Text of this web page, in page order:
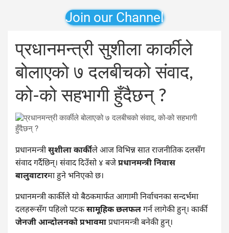
Join our Channel
प्रधानमन्त्री सुशीला कार्कीले
बोलाएको ७ दलबीचको संवाद,
को-को सहभागी हुँदैछन् ?
प्रधानमन्त्रीसुशीला कार्कीले आज विभिन्न सात राजनीतिक दलसँग
संवाद गर्दैछिन्। संवाद दिउँसो ४ बजेप्रधानमन्त्री निवास
बालुवाटारमा हुने भनिएको छ।
प्रधानमन्त्री कार्कीले यो बैठकमार्फत आगामी निर्वाचनका सन्दर्भमा
दलहरूसँग पहिलो पटकसामूहिक छलफलगर्न लागेकी हुन्। कार्की
जेनजी आन्दोलनको प्रभावमाप्रधानमन्त्री बनेकी हुन्।